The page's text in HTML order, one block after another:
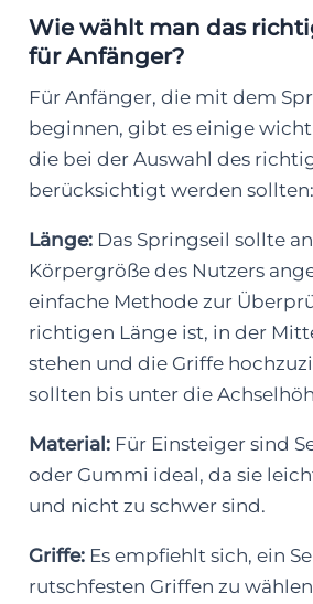
Wie wählt man das
für Anfänger?
Für Anfänger, die mit dem
beginnen, gibt es einige
die bei der Auswahl des
berücksichtigt werden sollten:
Länge: Das Springseil sollte
Körpergröße des Nutzers
einfache Methode zur
richtigen Länge ist, in der
stehen und die Griffe
sollten bis unter die
Material: Für Einsteiger sind
oder Gummi ideal, da sie
und nicht zu schwer sind.
Griffe: Es empfiehlt sich, ein
rutschfesten Griffen zu